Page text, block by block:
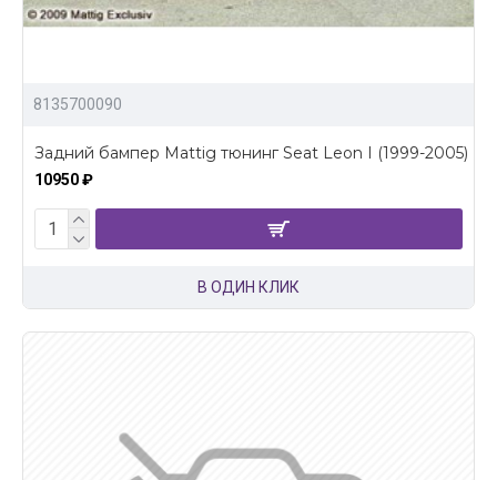
8135700090
Задний бампер Mattig тюнинг Seat Leon I (1999-2005)
10950 ₽
В ОДИН КЛИК